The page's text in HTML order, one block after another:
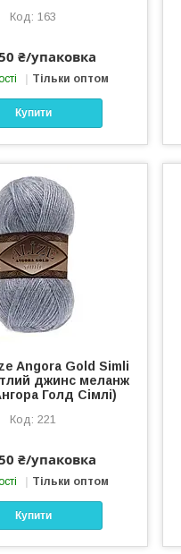
163
₴/упаковка
Тільки оптом
Купити
Angora Gold Simli
джинс меланж
Голд Сімлі)
221
₴/упаковка
Тільки оптом
Купити